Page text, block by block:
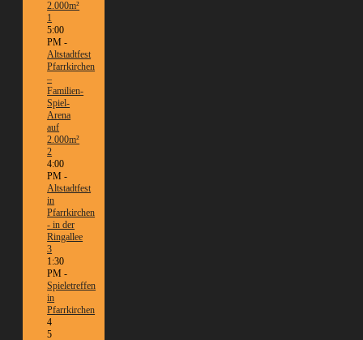
2.000m²
1
5:00
PM -
Altstadtfest
Pfarrkirchen
–
Familien-
Spiel-
Arena
auf
2.000m²
2
4:00
PM -
Altstadtfest
in
Pfarrkirchen
- in der
Ringallee
3
1:30
PM -
Spieletreffen
in
Pfarrkirchen
4
5